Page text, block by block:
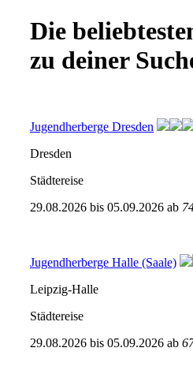
Die
zu deiner
Jugendherberge Dresden
Dresden
Städtereise
29.08.2026 bis 05.09.2026 ab
Jugendherberge Halle (Saale)
Leipzig-Halle
Städtereise
29.08.2026 bis 05.09.2026 ab